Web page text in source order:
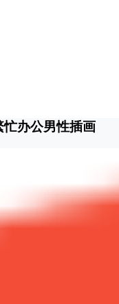
忙办公男性插画